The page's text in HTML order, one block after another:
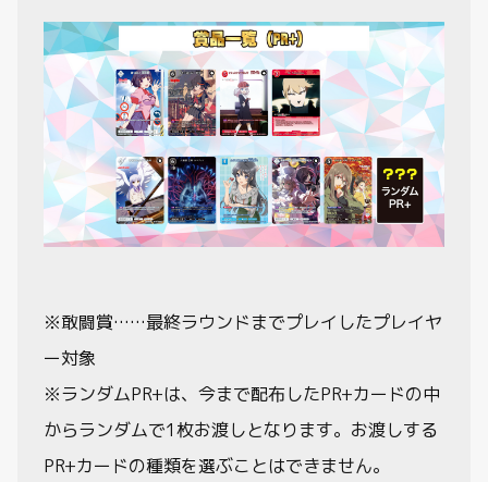
※敢闘賞……最終ラウンドまでプレイしたプレイヤ
ー対象
※ランダムPR+は、今まで配布したPR+カードの中
からランダムで1枚お渡しとなります。お渡しする
PR+カードの種類を選ぶことはできません。